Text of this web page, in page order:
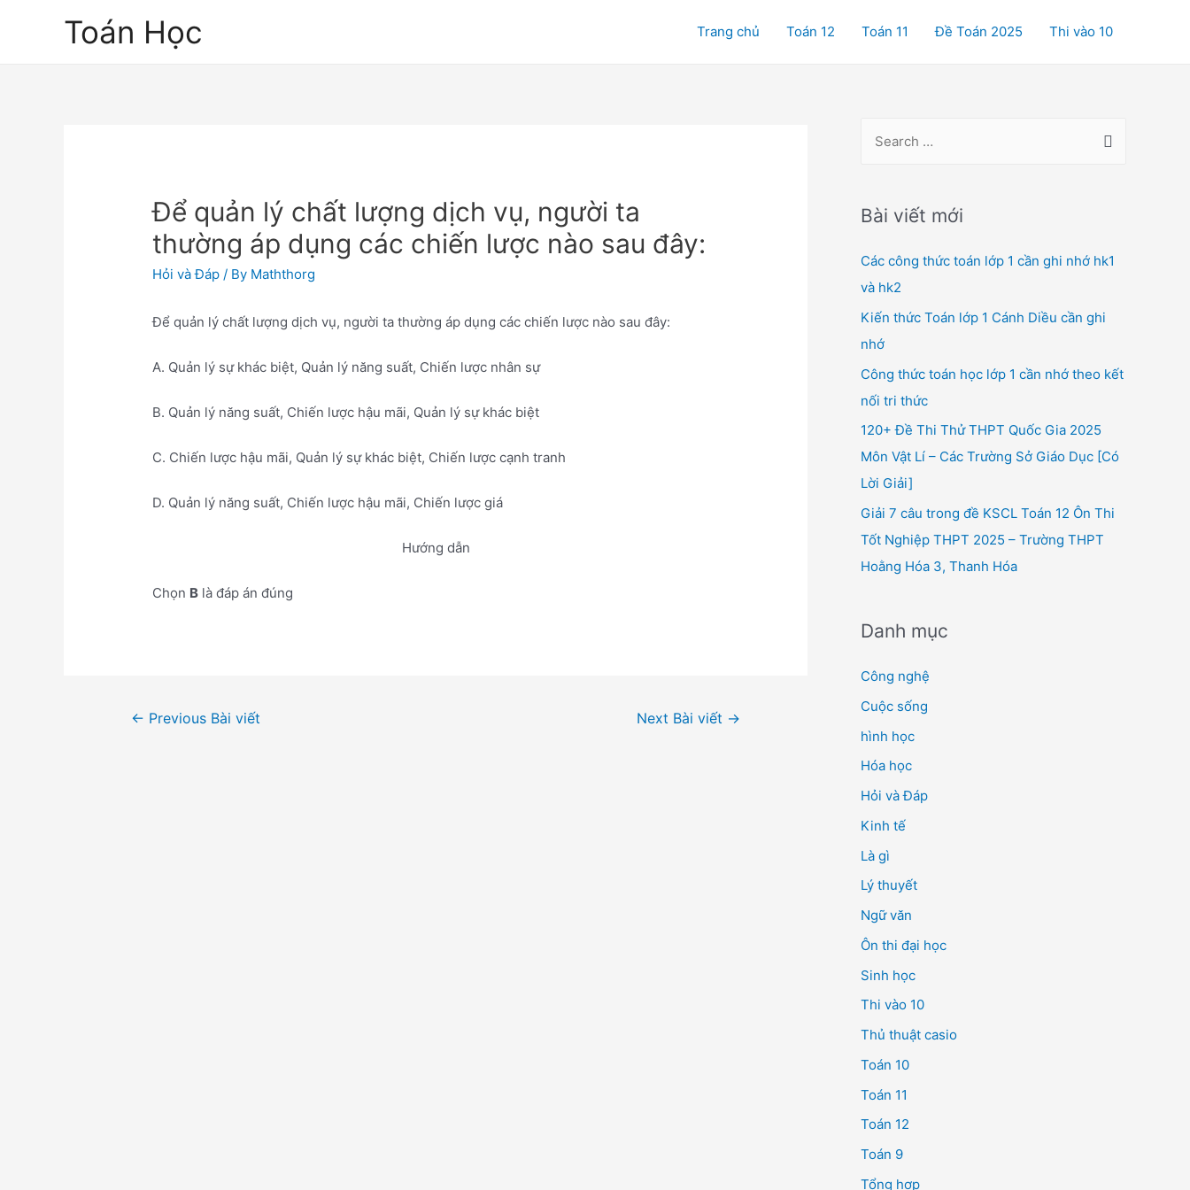
Toán Học Trang chủ Toán 12 Toán 11 Đề Toán 2025 Thi vào 10
Để quản lý chất lượng dịch vụ, người ta
thường áp dụng các chiến lược nào sau đây:
Hỏi và Đáp / By Maththorg
Để quản lý chất lượng dịch vụ, người ta thường áp dụng các chiến lược nào sau đây:
A. Quản lý sự khác biệt, Quản lý năng suất, Chiến lược nhân sự
B. Quản lý năng suất, Chiến lược hậu mãi, Quản lý sự khác biệt
C. Chiến lược hậu mãi, Quản lý sự khác biệt, Chiến lược cạnh tranh
D. Quản lý năng suất, Chiến lược hậu mãi, Chiến lược giá
Hướng dẫn
Chọn B là đáp án đúng
Điều← Previous Bài viết Next Bài viết →
r
h
f
o
r
:
Bài viết mới
Các công thức toán lớp 1 cần ghi nhớ hk1
và hk2
Kiến thức Toán lớp 1 Cánh Diều cần ghi
nhớ
Công thức toán học lớp 1 cần nhớ theo kết
nối tri thức
120+ Đề Thi Thử THPT Quốc Gia 2025
Môn Vật Lí – Các Trường Sở Giáo Dục [Có
Lời Giải]
Giải 7 câu trong đề KSCL Toán 12 Ôn Thi
Tốt Nghiệp THPT 2025 – Trường THPT
Hoằng Hóa 3, Thanh Hóa
Danh mục
Công nghệ
Cuộc sống
hình học
Hóa học
Hỏi và Đáp
Kinh tế
Là gì
Lý thuyết
Ngữ văn
Ôn thi đại học
Sinh học
Thi vào 10
Thủ thuật casio
Toán 10
Toán 11
Toán 12
Toán 9
Tổng hợp